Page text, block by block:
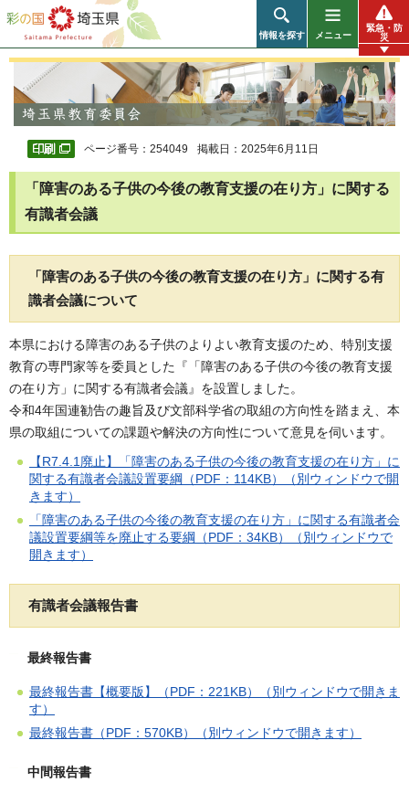
彩の国 埼玉県
情報を探す メニュー
緊急・防
災
ページ番号：254049 掲載日：2025年6月11日
「障害のある子供の今後の教育支援の在り方」に関する
有識者会議
「障害のある子供の今後の教育支援の在り方」に関する有
識者会議について
本県における障害のある子供のよりよい教育支援のため、特別支援
教育の専門家等を委員とした『「障害のある子供の今後の教育支援
の在り方」に関する有識者会議』を設置しました。
令和4年国連勧告の趣旨及び文部科学省の取組の方向性を踏まえ、本
県の取組についての課題や解決の方向性について意見を伺います。
【R7.4.1廃止】「障害のある子供の今後の教育支援の在り方」に
関する有識者会議設置要綱（PDF：114KB）（別ウィンドウで開
きます）
「障害のある子供の今後の教育支援の在り方」に関する有識者会
議設置要綱等を廃止する要綱（PDF：34KB）（別ウィンドウで
開きます）
有識者会議報告書
最終報告書
最終報告書【概要版】（PDF：221KB）（別ウィンドウで開きま
す）
最終報告書（PDF：570KB）（別ウィンドウで開きます）
中間報告書